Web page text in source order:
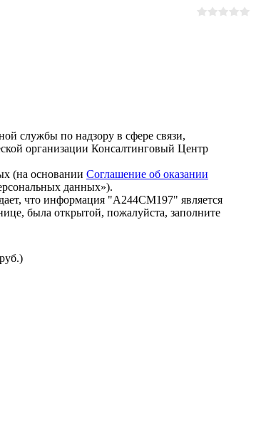
службы по надзору в сфере связи,
организации Консалтинговый Центр
(на основании Соглашение об оказании
данных»).
что информация "А244СМ197" является
была открытой, пожалуйста, заполните